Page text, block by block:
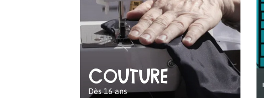
Couture
Dès 16 ans